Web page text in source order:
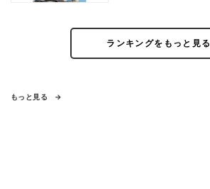
ランキングをもっと見る
もっと見る